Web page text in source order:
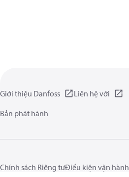
Giới thiệu Danfoss
Liên hệ với
Bản phát hành
Chính sách Riêng tưĐiều kiện vận hành